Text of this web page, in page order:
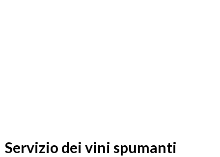
Servizio dei vini spumanti